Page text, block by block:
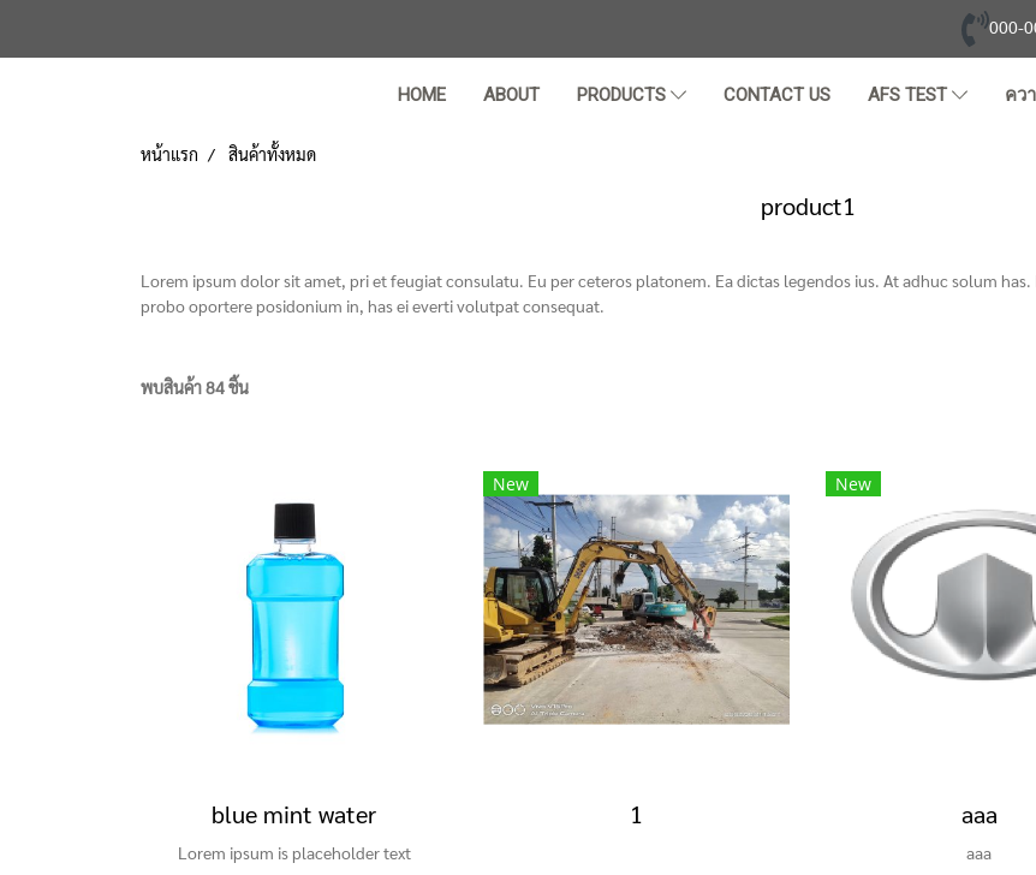
000-
HOME ABOUT PRODUCTS CONTACT US AFS TEST คว
หน้าแรก สินค้าทั้งหมด
product1
Lorem ipsum dolor sit amet, pri et feugiat consulatu. Eu per ceteros platonem. Ea dictas legendos ius. At adhuc solum
probo oportere posidonium in, has ei everti volutpat consequat.
พบสินค้า 84 ชิ้น
blue mint water
Lorem ipsum is placeholder text
New
1
New
aaa
aaa